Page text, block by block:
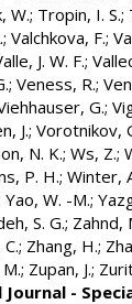
W.; Tropin, I. S.;
; Valchkova, F.;
J. W. F.;
; Veness, R.;
G.;
J.; Vorotnikov,
N. K.; Ws, Z.;
P. H.; Winter,
Yao, W. -M.;
S. G.; Zahnd,
; Zhang, H.;
; Zupan, J.;
Journal -